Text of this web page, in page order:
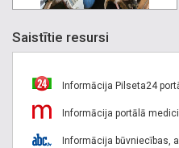
Saistītie resursi
Informācija Pilseta24
Informācija portālā
Informācija būvniecības,